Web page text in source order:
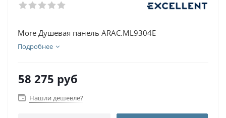
More Душевая панель ARAC.ML9304E
Подробнее
58 275 руб
Нашли дешевле?